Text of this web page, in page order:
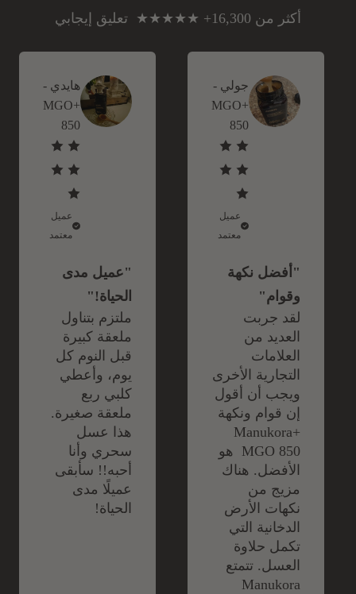
أكثر من 16,300+ ★★★★★ تعليق إيجابي
جولي -
+MGO
850
عميل
معتمد
" أفضل نكهة
وقوام"
لقد جربت
العديد من
العلامات
التجارية الأخرى
ويجب أن أقول
إن قوام ونكهة
+Manukora
MGO 850 هو
الأفضل. هناك
مزيج من
نكهات الأرض
الدخانية التي
تكمل حلاوة
العسل. تتمتع
Manukora
هايدي -
+MGO
850
عميل
معتمد
"عميل مدى
الحياة!"
ملتزم بتناول
ملعقة كبيرة
قبل النوم كل
يوم، وأعطي
كلبي ربع
ملعقة صغيرة.
هذا عسل
سحري وأنا
أحبه!! سأبقى
عميلًا مدى
الحياة!